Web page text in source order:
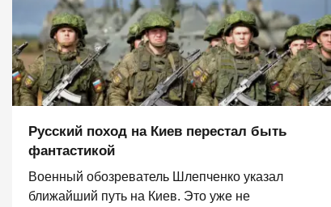
Русский поход на Киев перестал быть
фантастикой
Военный обозреватель Шлепченко указал
ближайший путь на Киев. Это уже не